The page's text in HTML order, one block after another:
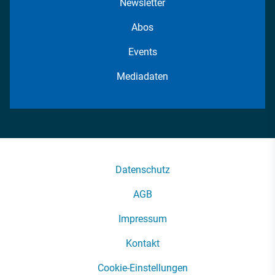
Newsletter
Abos
Events
Mediadaten
Datenschutz
AGB
Impressum
Kontakt
Cookie-Einstellungen